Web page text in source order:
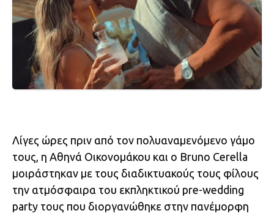
Λίγες ώρες πριν από τον πολυαναμενόμενο γάμο
τους, η Αθηνά Οικονομάκου και ο Bruno Cerella
μοιράστηκαν με τους διαδικτυακούς τους φίλους
την ατμόσφαιρα του εκπληκτικού pre-wedding
party τους που διοργανώθηκε στην πανέμορφη